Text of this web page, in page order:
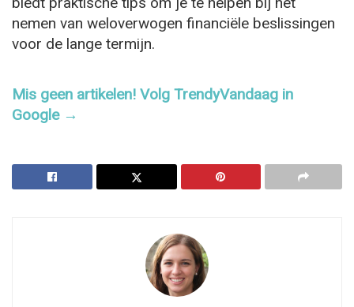
nemen van weloverwogen financiële beslissingen
voor de lange termijn.
Mis geen artikelen! Volg TrendyVandaag in
Google →